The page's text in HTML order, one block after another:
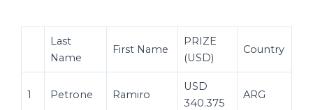
Last
Name
First Name
PRIZE
(USD)
Country
1 Petrone Ramiro
USD
340.375
ARG